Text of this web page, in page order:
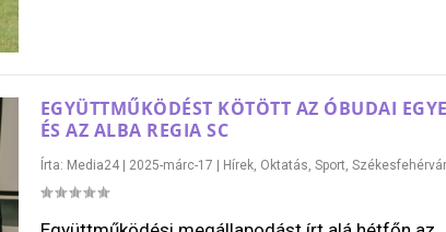
EGYÜTTMŰKÖDÉST KÖTÖTT AZ ÓBUDAI
ÉS AZ ALBA REGIA SC
Írta: Media24| 2025-márc-17 | Hírek, Oktatás, Sport, Székesfehérvár